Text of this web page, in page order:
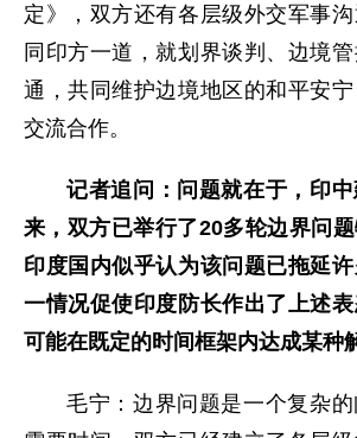
定》，双方还有各层级外交军事
同印方一道，就划界谈判、边境
通，共同维护边境地区的和平安
交流合作。
记者追问：问题就在于，印
来，双方已举行了20多轮边界问题
印度国内似乎认为该问题已拖延
一情况促使印度防长作出了上述
可能在既定的时间框架内达成某种
毛宁：边界问题是一个复杂